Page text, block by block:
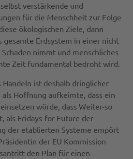
verstärkende und
für die Menschheit zur Folge
ökologischen Ziele, dann
gesamte Erdsystem in einer nicht
nimmt und menschliches
Zeit fundamental bedroht wird.
ist deshalb dringlicher
als Hoffnung aufkeimte, dass ein
würde, dass Weiter-so
als Fridays-for-Future der
der etablierten Systeme empört
der EU Kommission
den Plan für einen